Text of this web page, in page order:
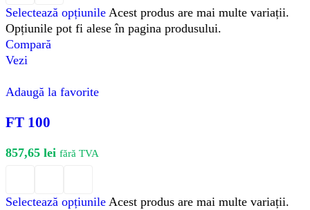
Selectează opțiunile Acest produs are mai multe variații.
Opțiunile pot fi alese în pagina produsului.
Compară
Vezi
Adaugă la favorite
FT 100
857,65 lei fără TVA
Selectează opțiunile Acest produs are mai multe variații.